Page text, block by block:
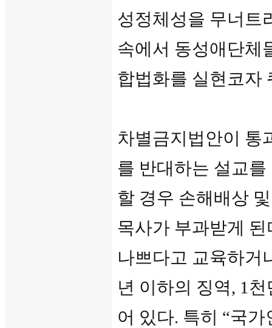
성정체성을 무너트
속에서 동성애단체
합법화를 실현코자
차별금지법안이 통
를 반대하는 설교
할 경우 손해배상
목사가 부과받게
나쁘다고 교육하거
년 이하의 징역, 1
어 있다. 특히 “국